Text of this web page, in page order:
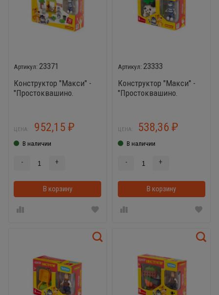
23371
Конструктор "Макси" -
"Простоквашино.
элементов) (в коробке)
ЦЕНА: 952,15 ₽
В наличии
- +
В корзину В корзинке
23333
Конструктор "Макси" -
"Простоквашино.
(в коробке)
ЦЕНА: 538,36₽
В наличии
- +
В корзину